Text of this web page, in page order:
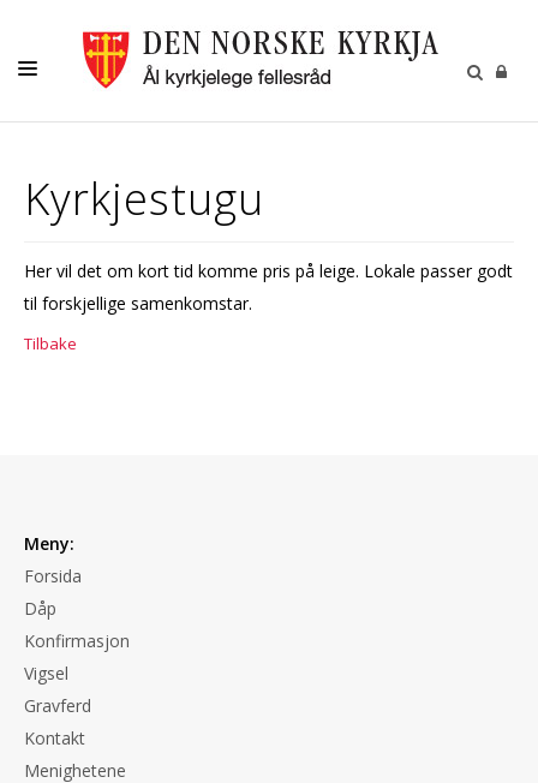
KYRKJENE
Kyrkjestugu
Her vil det om kort tid komme pris på leige. Lokale passer godt
til forskjellige samenkomstar.
Tilbake
Meny:
Forsida
Dåp
Konfirmasjon
Vigsel
Gravferd
Kontakt
Menighetene